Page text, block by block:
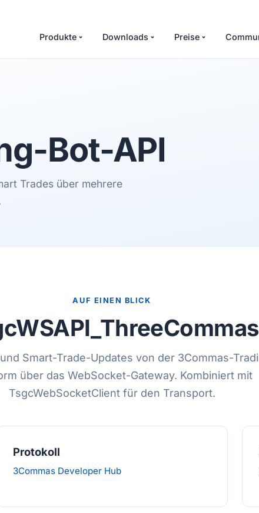
Produkte Downloads Preise
Bot-API
Trades über mehrere
AUF EINEN BLICK
Smart-Trade-Updates von der 3Commas-
über das WebSocket-Gateway. Kombiniert mit
TsgcWebSocketClient für den Transport.
Protokoll
3Commas Developer Hub